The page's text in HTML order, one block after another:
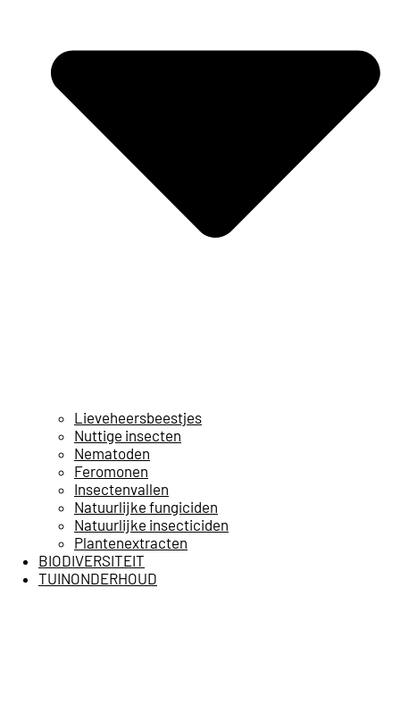
Lieveheersbeestjes
Nuttige insecten
Nematoden
Feromonen
Insectenvallen
Natuurlijke fungiciden
Natuurlijke insecticiden
Plantenextracten
BIODIVERSITEIT
TUINONDERHOUD